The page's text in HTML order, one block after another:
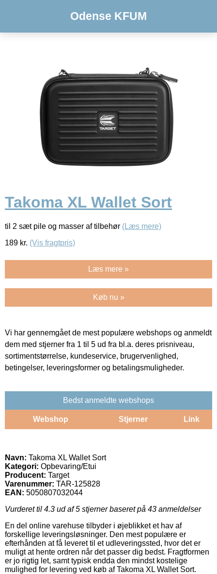
Odense KFUM
Takoma XL Wallet Sort
til 2 sæt pile og masser af tilbehør (Læs mere)
189 kr. (Vis fragtpris)
Læs mere »
Køb nu »
Vi har gennemgået de mest populære webshops og anmeldt
dem med stjerner fra 1 til 5 ud fra bl.a. deres prisniveau,
sortimentstørrelse, kundeservice, brugervenlighed,
betingelser, leveringsformer og betalingsmuligheder.
Bedst anmeldte webshops
Webshop Stjerner Link
Navn: Takoma XL Wallet Sort
Kategori: Opbevaring/Etui
Producent: Target
Varenummer: TAR-125828
EAN: 5050807032044
Vurderet til 4.3 ud af 5 stjerner baseret på 43 anmeldelser
En del online varehuse tilbyder i øjeblikket et hav af
forskellige leveringsløsninger. Den mest populære er
efterhånden at få leveret til et udleveringssted, hvor det er
muligt at hente ordren når det passer dig bedst. Fragtformen
er jo rigtig let, samt typisk endda den mindst kostelige
mulighed for levering ved køb af Takoma XL Wallet Sort.